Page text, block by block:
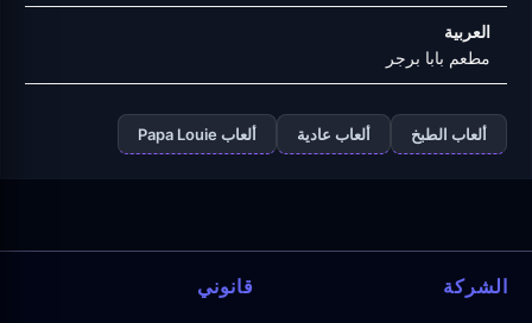
العربية
مطعم بابا برجر
ألعاب الطبخ ألعاب عادية ألعاب Papa Louie
الشركة قانوني